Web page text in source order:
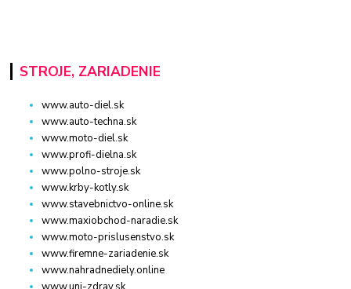
STROJE, ZARIADENIE
www.auto-diel.sk
www.auto-techna.sk
www.moto-diel.sk
www.profi-dielna.sk
www.polno-stroje.sk
www.krby-kotly.sk
www.stavebnictvo-online.sk
www.maxiobchod-naradie.sk
www.moto-prislusenstvo.sk
www.firemne-zariadenie.sk
www.nahradnediely.online